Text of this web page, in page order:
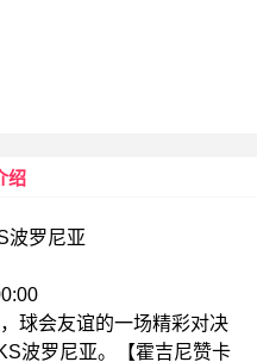
绍
波罗尼亚
球会友谊的一场精彩对决
波罗尼亚。【霍吉尼赞卡